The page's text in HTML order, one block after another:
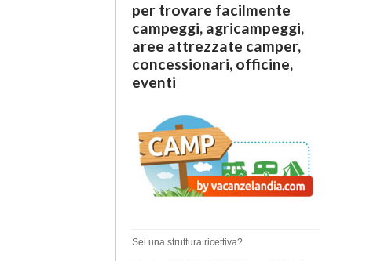
per trovare facilmente
campeggi, agricampeggi,
aree attrezzate camper,
concessionari, officine,
eventi
Sei una struttura ricettiva?